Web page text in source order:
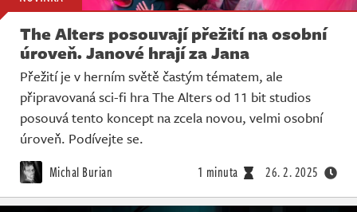
The Alters posouvají přežití na osobní
úroveň. Janové hrají za Jana
Přežití je v herním světě častým tématem, ale
připravovaná sci-fi hra The Alters od 11 bit studios
posouvá tento koncept na zcela novou, velmi osobní
úroveň. Podívejte se.
Michal Burian 1 minuta 26. 2. 2025